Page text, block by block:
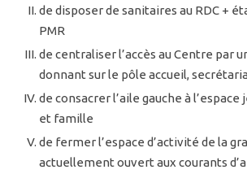
de disposer de sanitaires au RDC +
PMR
de centraliser l’accès au Centre par
donnant sur le pôle accueil,
de consacrer l’aile gauche à
et famille
de fermer l’espace d’activité de la
actuellement ouvert aux courants